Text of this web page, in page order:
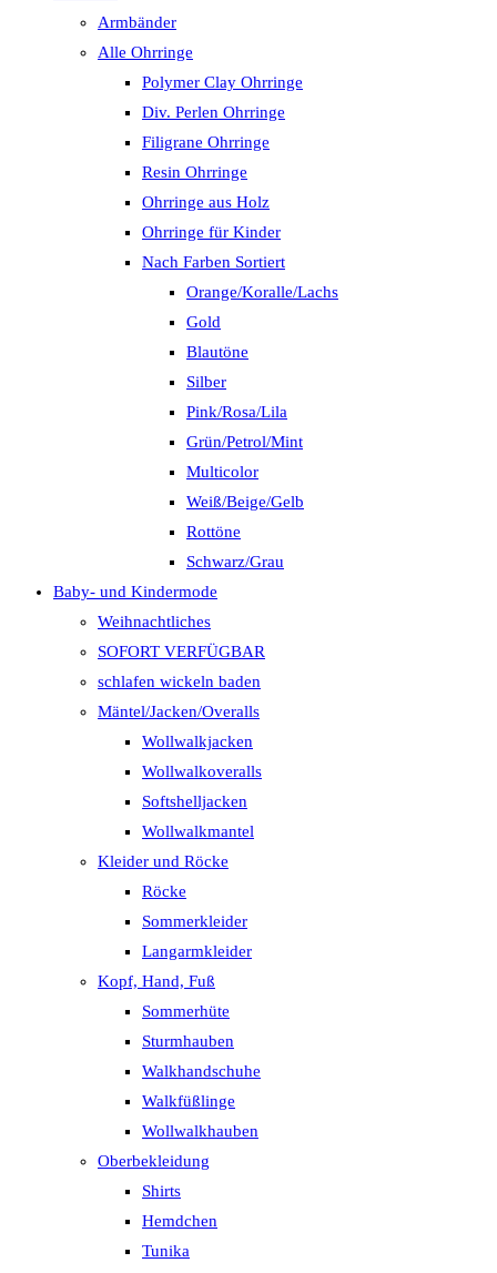
Armbänder
Alle Ohrringe
Polymer Clay Ohrringe
Div. Perlen Ohrringe
Filigrane Ohrringe
Resin Ohrringe
Ohrringe aus Holz
Ohrringe für Kinder
Nach Farben Sortiert
Orange/Koralle/Lachs
Gold
Blautöne
Silber
Pink/Rosa/Lila
Grün/Petrol/Mint
Multicolor
Weiß/Beige/Gelb
Rottöne
Schwarz/Grau
Baby- und Kindermode
Weihnachtliches
SOFORT VERFÜGBAR
schlafen wickeln baden
Mäntel/Jacken/Overalls
Wollwalkjacken
Wollwalkoveralls
Softshelljacken
Wollwalkmantel
Kleider und Röcke
Röcke
Sommerkleider
Langarmkleider
Kopf, Hand, Fuß
Sommerhüte
Sturmhauben
Walkhandschuhe
Walkfüßlinge
Wollwalkhauben
Oberbekleidung
Shirts
Hemdchen
Tunika